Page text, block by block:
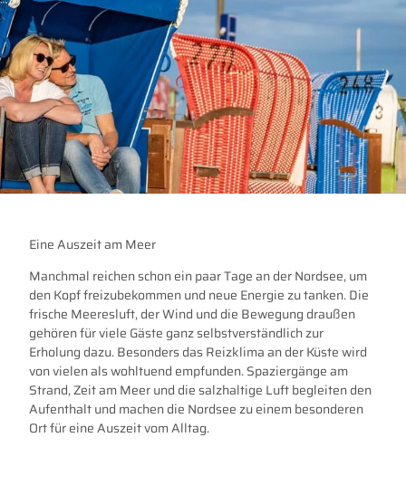
Eine Auszeit am Meer
Manchmal reichen schon ein paar Tage an der Nordsee, um
den Kopf freizubekommen und neue Energie zu tanken. Die
frische Meeresluft, der Wind und die Bewegung draußen
gehören für viele Gäste ganz selbstverständlich zur
Erholung dazu. Besonders das Reizklima an der Küste wird
von vielen als wohltuend empfunden. Spaziergänge am
Strand, Zeit am Meer und die salzhaltige Luft begleiten den
Aufenthalt und machen die Nordsee zu einem besonderen
Ort für eine Auszeit vom Alltag.